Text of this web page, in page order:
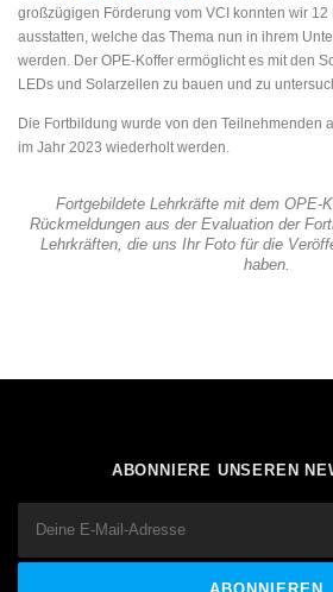
großzügigen Förderung vom VCI konnten wir 12
ausstatten, welche das Thema nun in ihrem
werden. Der OPE-Koffer ermöglicht es mit den
LEDs und Solarzellen zu bauen und zu
Die Fortbildung wurde von den Teilnehmenden
im Jahr 2023 wiederholt werden.
Fortgebildete Lehrkräfte mit dem OPE-
Rückmeldungen aus der Evaluation der
Lehrkräften, die uns Ihr Foto für die
haben.
ABONNIERE UNSEREN